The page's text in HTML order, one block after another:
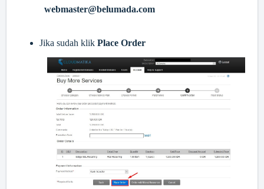
webmaster@belumada.com
Jika sudah klik Place Order